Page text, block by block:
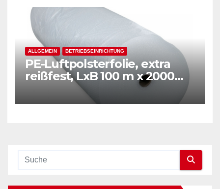
ALLGEMEIN BETRIEBSEINRICHTUNG
PE-Luftpolsterfolie, extra
reißfest, LxB 100 m x 2000
mm, Stärke 50 mµ, 2-Schicht-
Folie, transparent